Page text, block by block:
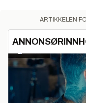
ARTIKKELEN